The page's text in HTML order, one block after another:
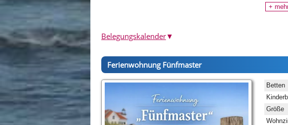
+
Belegungskalender▼
Ferienwohnung Fünfmaster
Betten
Größe